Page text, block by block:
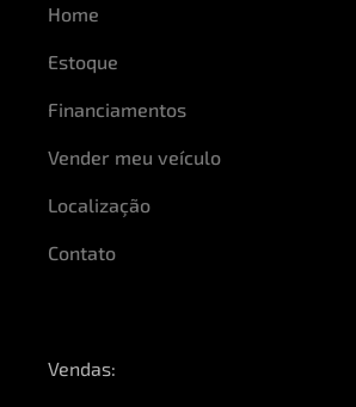
Home
Estoque
Financiamentos
Vender meu veículo
Localização
Contato
Vendas: